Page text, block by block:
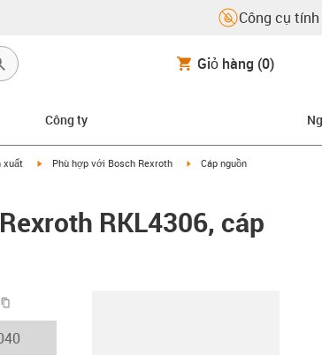
Công cụ
Giỏ hàng (0)
Công ty
xuất igus-icon-arrow-right
Phù hợp với Bosch Rexroth igus-icon-arrow-right
Cáp nguồn
RKL4306, cáp